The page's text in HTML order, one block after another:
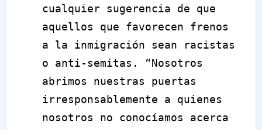
cualquier sugerencia de que
aquellos que favorecen frenos
a la inmigración sean racistas
o anti-semitas. “Nosotros
abrimos nuestras puertas
irresponsablemente a quienes
nosotros no conocíamos acerca